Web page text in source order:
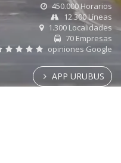
450.000 Horarios
12.300 Líneas
1.300 Localidades
70 Empresas
opiniones Google
APP URUBUS